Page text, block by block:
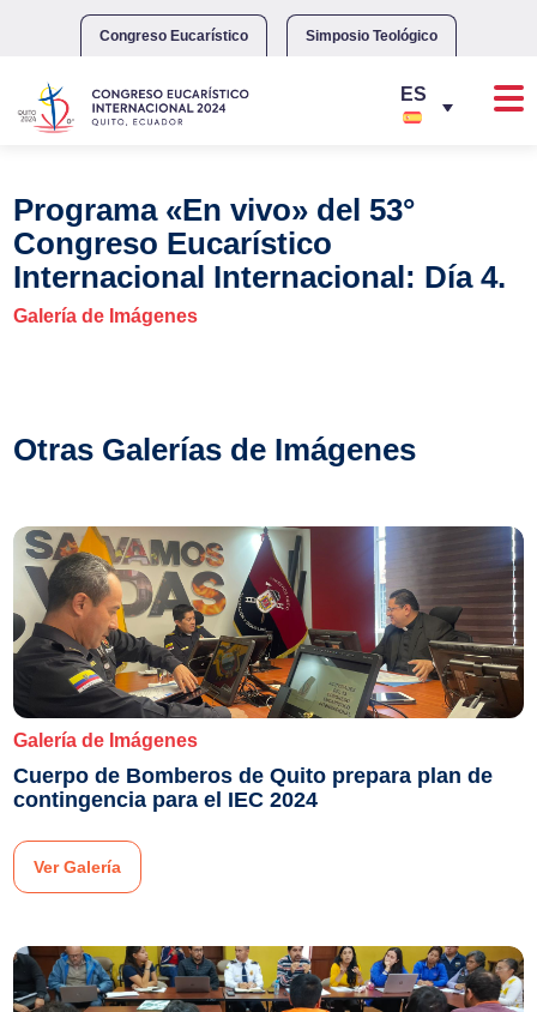
Congreso Eucarístico Simposio Teológico
Programa «En vivo» del 53°
Congreso Eucarístico
Internacional Internacional: Día 4.
Galería de Imágenes
Otras Galerías de Imágenes
Galería de Imágenes
Cuerpo de Bomberos de Quito prepara plan de
contingencia para el IEC 2024
Ver Galería